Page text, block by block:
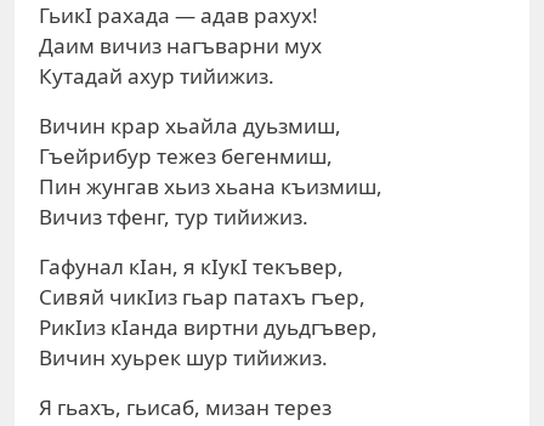
ГьикI рахада — адав рахух!
Даим вичиз нагъварни мух
Кутадай ахур тийижиз.
Вичин крар хьайла дуьзмиш,
Гъейрибур тежез бегенмиш,
Пин жунгав хьиз хьана къизмиш,
Вичиз тфенг, тур тийижиз.
Гафунал кIан, я кIукI текъвер,
Сивяй чикIиз гьар патахъ гъер,
РикIиз кIанда виртни дуьдгъвер,
Вичин хуьрек шур тийижиз.
Я гьахъ, гьисаб, мизан терез